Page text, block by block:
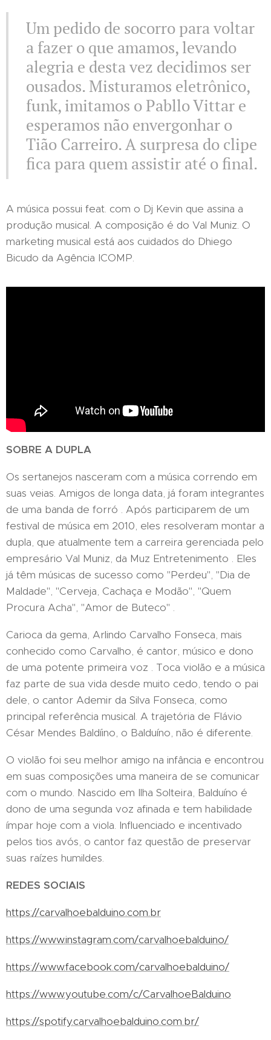
Um pedido de socorro para voltar
a fazer o que amamos, levando
alegria e desta vez decidimos ser
ousados. Misturamos eletrônico,
funk, imitamos o Pabllo Vittar e
esperamos não envergonhar o
Tião Carreiro. A surpresa do clipe
fica para quem assistir até o final.
A música possui feat. com o Dj Kevin que assina a
produção musical. A composição é do Val Muniz. O
marketing musical está aos cuidados do Dhiego
Bicudo da Agência ICOMP.
SOBRE A DUPLA
Os sertanejos nasceram com a música correndo em
suas veias. Amigos de longa data, já foram integrantes
de uma banda de forró . Após participarem de um
festival de música em 2010, eles resolveram montar a
dupla, que atualmente tem a carreira gerenciada pelo
empresário Val Muniz, da Muz Entretenimento . Eles
já têm músicas de sucesso como "Perdeu", "Dia de
Maldade", "Cerveja, Cachaça e Modão", "Quem
Procura Acha", "Amor de Buteco" .
Carioca da gema, Arlindo Carvalho Fonseca, mais
conhecido como Carvalho, é cantor, músico e dono
de uma potente primeira voz . Toca violão e a música
faz parte de sua vida desde muito cedo, tendo o pai
dele, o cantor Ademir da Silva Fonseca, como
principal referência musical. A trajetória de Flávio
César Mendes Baldíino, o Balduíno, não é diferente.
O violão foi seu melhor amigo na infância e encontrou
em suas composições uma maneira de se comunicar
com o mundo. Nascido em Ilha Solteira, Balduíno é
dono de uma segunda voz afinada e tem habilidade
ímpar hoje com a viola. Influenciado e incentivado
pelos tios avós, o cantor faz questão de preservar
suas raízes humildes.
REDES SOCIAIS
https://carvalhoebalduino.com.br
https://www.instagram.com/carvalhoebalduino/
https://www.facebook.com/carvalhoebalduino/
https://www.youtube.com/c/CarvalhoeBalduino
https://spotify.carvalhoebalduino.com.br/